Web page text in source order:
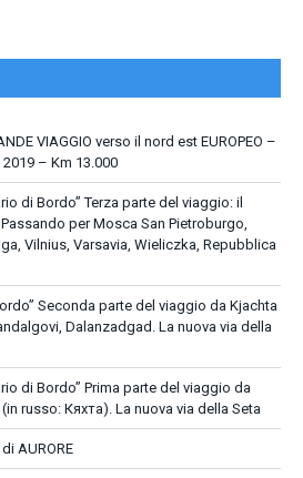
VIAGGIO verso il nord est EUROPEO –
– Km 13.000
di Bordo” Terza parte del viaggio: il
per Mosca San Pietroburgo,
Vilnius, Varsavia, Wieliczka, Repubblica
Seconda parte del viaggio da Kjachta
Dalanzadgad. La nuova via della
di Bordo” Prima parte del viaggio da
russo: Кяхта). La nuova via della Seta
AURORE